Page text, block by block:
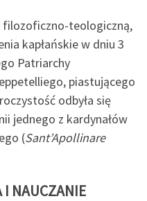
filozoficzno-teologiczną,
kapłańskie w dniu 3
Patriarchy
piastującego
odbyła się
jednego z kardynałów
(Sant’Apollinare
I NAUCZANIE